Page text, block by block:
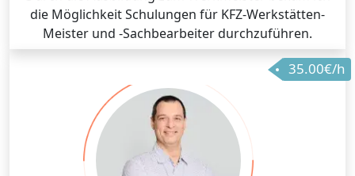
die Möglichkeit Schulungen für KFZ-Werkstätten-
Meister und -Sachbearbeiter durchzuführen.
35.00€/h